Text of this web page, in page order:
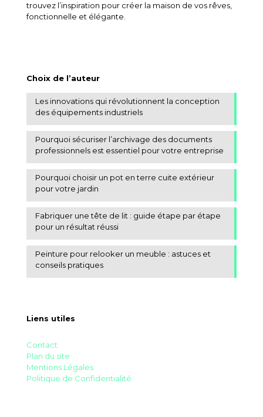
trouvez l’inspiration pour créer la maison de vos rêves,
fonctionnelle et élégante.
Choix de l’auteur
Les innovations qui révolutionnent la conception
des équipements industriels
Pourquoi sécuriser l’archivage des documents
professionnels est essentiel pour votre entreprise
Pourquoi choisir un pot en terre cuite extérieur
pour votre jardin
Fabriquer une tête de lit : guide étape par étape
pour un résultat réussi
Peinture pour relooker un meuble : astuces et
conseils pratiques
Liens utiles
Contact
Plan du site
Mentions Légales
Politique de Confidentialité